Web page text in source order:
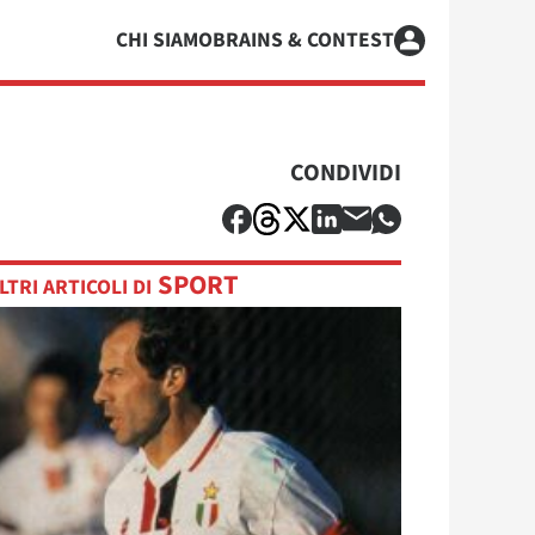
CHI SIAMOBRAINS & CONTEST
CONDIVIDI
ARTICOLI DI SPORT